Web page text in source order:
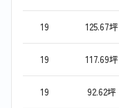
19 125.67坪
19 117.69坪
19 92.62坪